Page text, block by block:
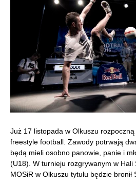
Już 17 listopada w Olkuszu
freestyle football. Zawody potrwają
będą mieli osobno panowie, panie i
(U18). W turnieju rozgrywanym w Hali
MOSiR w Olkuszu tytułu będzie bronił